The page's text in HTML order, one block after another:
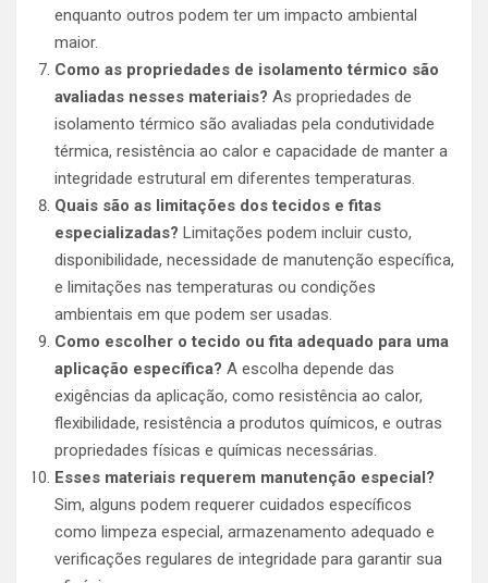
enquanto outros podem ter um impacto ambiental
maior.
Como as propriedades de isolamento térmico são
avaliadas nesses materiais? As propriedades de
isolamento térmico são avaliadas pela condutividade
térmica, resistência ao calor e capacidade de manter a
integridade estrutural em diferentes temperaturas.
Quais são as limitações dos tecidos e fitas
especializadas? Limitações podem incluir custo,
disponibilidade, necessidade de manutenção específica,
e limitações nas temperaturas ou condições
ambientais em que podem ser usadas.
Como escolher o tecido ou fita adequado para uma
aplicação específica? A escolha depende das
exigências da aplicação, como resistência ao calor,
flexibilidade, resistência a produtos químicos, e outras
propriedades físicas e químicas necessárias.
Esses materiais requerem manutenção especial?
Sim, alguns podem requerer cuidados específicos
como limpeza especial, armazenamento adequado e
verificações regulares de integridade para garantir sua